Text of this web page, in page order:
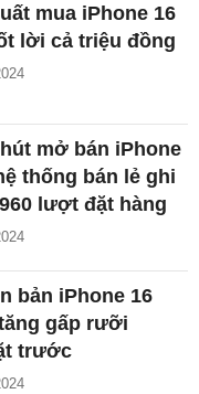
mua iPhone 16
lời cả triệu đồng
mở bán iPhone
thống bán lẻ ghi
lượt đặt hàng
bản iPhone 16
gấp rưỡi
trước